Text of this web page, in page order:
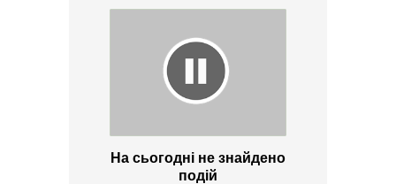
На сьогодні не знайдено
подій